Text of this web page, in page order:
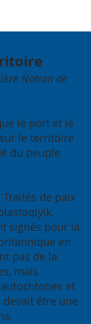
Nation de
le port et le
le territoire
du peuple
de paix
signés pour la
en
pas de la
mais
et
être une